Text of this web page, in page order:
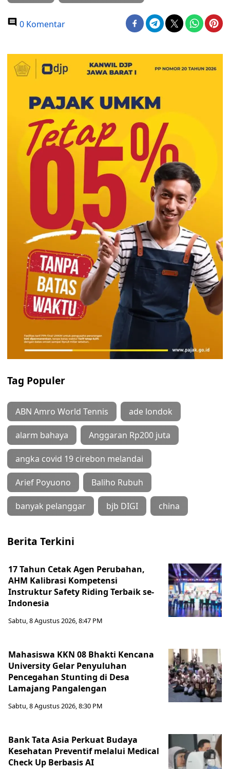
0 Komentar
Tag Populer
ABN Amro World Tennis ade londok
alarm bahaya Anggaran Rp200 juta
angka covid 19 cirebon melandai
Arief Poyuono Baliho Rubuh
banyak pelanggar bjb DIGI china
Berita Terkini
17 Tahun Cetak Agen Perubahan,
AHM Kalibrasi Kompetensi
Instruktur Safety Riding Terbaik se-
Indonesia
Sabtu, 8 Agustus 2026, 8:47 PM
Mahasiswa KKN 08 Bhakti Kencana
University Gelar Penyuluhan
Pencegahan Stunting di Desa
Lamajang Pangalengan
Sabtu, 8 Agustus 2026, 8:30 PM
Bank Tata Asia Perkuat Budaya
Kesehatan Preventif melalui Medical
Check Up Berbasis AI